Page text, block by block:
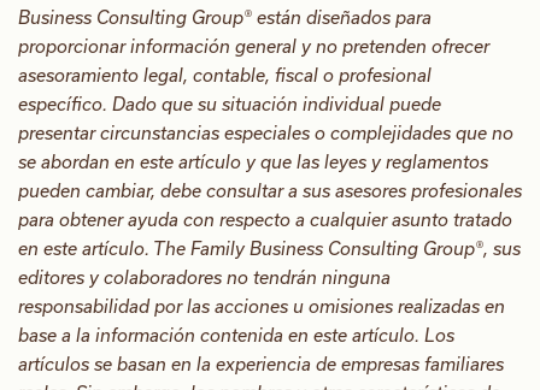
Business Consulting Group® están diseñados para
proporcionar información general y no pretenden ofrecer
asesoramiento legal, contable, fiscal o profesional
específico. Dado que su situación individual puede
presentar circunstancias especiales o complejidades que no
se abordan en este artículo y que las leyes y reglamentos
pueden cambiar, debe consultar a sus asesores profesionales
para obtener ayuda con respecto a cualquier asunto tratado
en este artículo. The Family Business Consulting Group®, sus
editores y colaboradores no tendrán ninguna
responsabilidad por las acciones u omisiones realizadas en
base a la información contenida en este artículo. Los
artículos se basan en la experiencia de empresas familiares